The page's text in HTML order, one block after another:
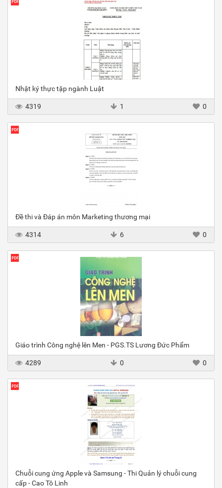
Nhật ký thực tập ngành Luật
4319 1 0
Đề thi và Đáp án môn Marketing thương mại
4314 6 0
Giáo trình Công nghệ lên Men - PGS.TS Lương Đức Phẩm
4289 0 0
Chuỗi cung ứng Apple và Samsung - Thi Quản lý chuỗi cung
cấp - Cao Tô Linh